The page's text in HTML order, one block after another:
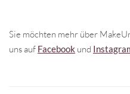
Sie möchten mehr über
uns auf Facebook und